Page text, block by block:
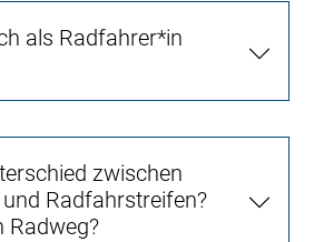
als Radfahrer*in
zwischen
Radfahrstreifen?
Radweg?